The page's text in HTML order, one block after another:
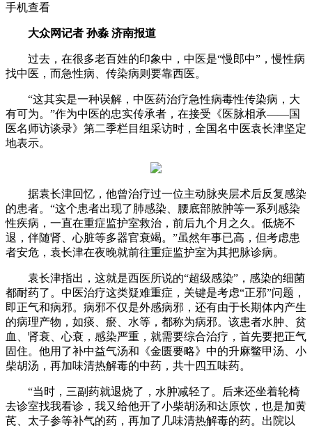
手机查看
大众网记者 孙淼 济南报道
过去，在很多老百姓的印象中，中医是“慢郎中”，慢性病
找中医，而急性病、传染病则要靠西医。
“这其实是一种误解，中医药治疗急性病毒性传染病，大
有可为。”作为中医的忠实传承者，在接受《医脉相承——国
医名师访谈录》第二季栏目组采访时，全国名中医袁长津坚定
地表示。
据袁长津回忆，他曾治疗过一位主动脉夹层术后反复感染
的患者。“这个患者出现了肺感染、腰底部脓肿等一系列感染
性疾病，一直在重症监护室救治，前后九个月之久。低烧不
退，伴随肾、心脏等多器官衰竭。”虽然年事已高，但考虑患
者安危，袁长津在夜晚就前往重症监护室为其把脉诊病。
袁长津指出，这就是西医所说的“超级感染”，感染的细菌
都耐药了。中医治疗这类疑难重症，关键是考虑“正邪”问题，
即正气和病邪。病邪不仅是外感病邪，还有由于长期体内产生
的病理产物，如痰、瘀、水等，都称为病邪。该患者水肿、贫
血、肾衰、心衰，感染严重，就需要综合治疗，首先要把正气
固住。他用了补中益气汤和《金匮要略》中的升麻鳖甲汤、小
柴胡汤，再加味清热解毒的中药，共十四五味药。
“当时，三副药就退烧了，水肿减轻了。后来还坐着轮椅
去诊室找我看诊，我又给他开了小柴胡汤和达原饮，也是加黄
芪、太子参等补气的药，再加了几味清热解毒的药。出院以